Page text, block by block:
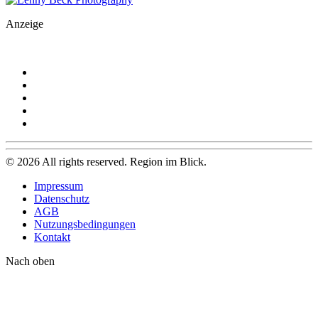
Anzeige
© 2026 All rights reserved. Region im Blick.
Impressum
Datenschutz
AGB
Nutzungsbedingungen
Kontakt
Nach oben